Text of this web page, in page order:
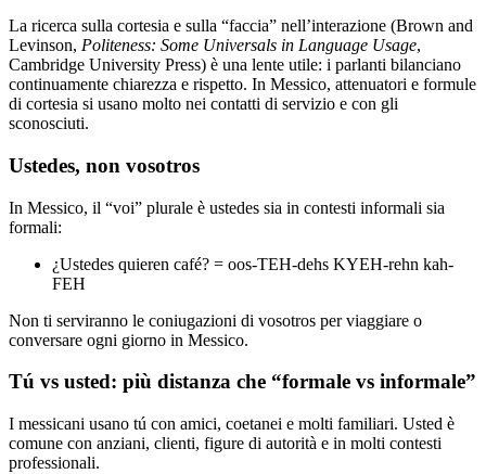
La ricerca sulla cortesia e sulla “faccia” nell’interazione (Brown and
Levinson, Politeness: Some Universals in Language Usage,
Cambridge University Press) è una lente utile: i parlanti bilanciano
continuamente chiarezza e rispetto. In Messico, attenuatori e formule
di cortesia si usano molto nei contatti di servizio e con gli
sconosciuti.
Ustedes, non vosotros
In Messico, il “voi” plurale è ustedes sia in contesti informali sia
formali:
¿Ustedes quieren café? = oos-TEH-dehs KYEH-rehn kah-
FEH
Non ti serviranno le coniugazioni di vosotros per viaggiare o
conversare ogni giorno in Messico.
Tú vs usted: più distanza che “formale vs informale”
I messicani usano tú con amici, coetanei e molti familiari. Usted è
comune con anziani, clienti, figure di autorità e in molti contesti
professionali.